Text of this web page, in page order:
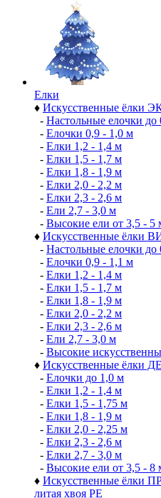
Елки
♦ Искусственные ёлки
- Настольные елочки до
- Елочки 0,9 - 1,0 м
- Елки 1,2 - 1,4 м
- Елки 1,5 - 1,7 м
- Елки 1,8 - 1,9 м
- Елки 2,0 - 2,2 м
- Елки 2,3 - 2,6 м
- Ели 2,7 - 3,0 м
- Высокие ели от 3,5 - 5
♦ Искусственные ёлки
- Настольные елочки до
- Елочки 0,9 - 1,1 м
- Елки 1,2 - 1,4 м
- Елки 1,5 - 1,7 м
- Елки 1,8 - 1,9 м
- Елки 2,0 - 2,2 м
- Елки 2,3 - 2,6 м
- Ели 2,7 - 3,0 м
- Высокие
♦ Искусственные ёлки
- Елочки до 1,0 м
- Елки 1,2 - 1,4 м
- Елки 1,5 - 1,75 м
- Елки 1,8 - 1,9 м
- Елки 2,0 - 2,25 м
- Елки 2,3 - 2,6 м
- Елки 2,7 - 3,0 м
- Высокие ели от 3,5 - 8
♦ Искусственные ёлки
литая хвоя РЕ